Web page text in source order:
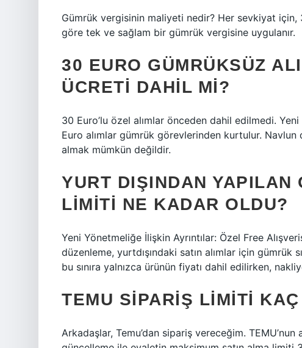
Gümrük vergisinin maliyeti nedir? Her sevkiyat
göre tek ve sağlam bir gümrük vergisine uygulanır.
30 EURO GÜMRÜKSÜZ
ÜCRETI DAHIL MI?
30 Euro’lu özel alımlar önceden dahil edilmedi.
Euro alımlar gümrük görevlerinden kurtulur.
almak mümkün değildir.
YURT DIŞINDAN YAPILAN
LIMITI NE KADAR OLDU?
Yeni Yönetmeliğe İlişkin Ayrıntılar: Özel Free
düzenleme, yurtdışındaki satın alımlar için gümrük
bu sınıra yalnızca ürünün fiyatı dahil edilirken,
TEMU SIPARIŞ LIMITI
Arkadaşlar, Temu’dan sipariş vereceğim. TEMU’nun